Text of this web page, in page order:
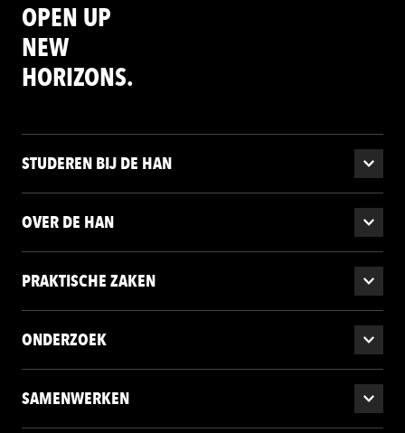
OPEN UP
NEW
HORIZONS.
STUDEREN BIJ DE HAN
OVER DE HAN
PRAKTISCHE ZAKEN
ONDERZOEK
SAMENWERKEN